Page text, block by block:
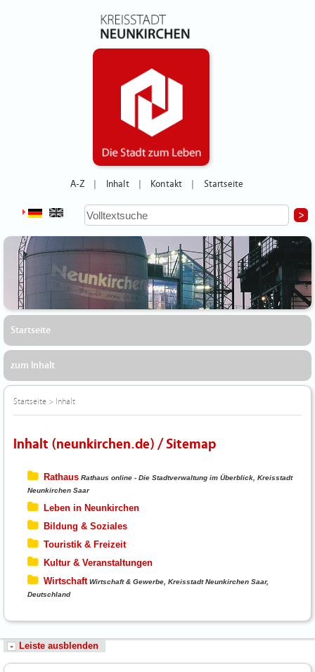
A-Z Inhalt Kontakt Startseite
Startseite
zum Inhalt
Startseite > Inhalt
Inhalt (neunkirchen.de) / Sitemap
Rathaus Rathaus online - Die Stadtverwaltung im Überblick, Kreisstadt
Neunkirchen Saar
Leben in Neunkirchen
Bildung & Soziales
Touristik & Freizeit
Kultur & Veranstaltungen
Wirtschaft Wirtschaft & Gewerbe, Kreisstadt Neunkirchen Saar,
Deutschland
Leiste ausblenden